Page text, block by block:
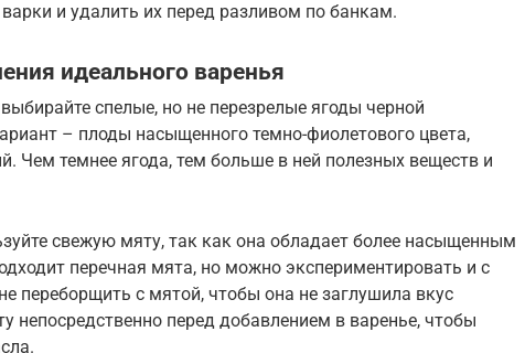
и удалить их перед разливом по банкам.
идеального варенья
спелые, но не перезрелые ягоды черной
– плоды насыщенного темно-фиолетового цвета,
Чем темнее ягода, тем больше в ней полезных веществ и
свежую мяту, так как она обладает более насыщенным
перечная мята, но можно экспериментировать и с
переборщить с мятой, чтобы она не заглушила вкус
непосредственно перед добавлением в варенье, чтобы